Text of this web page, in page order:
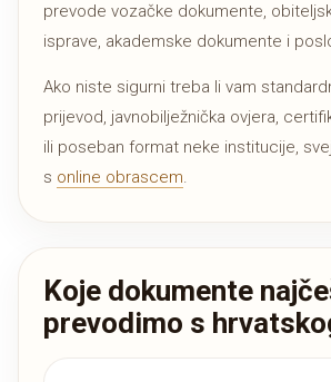
prevode vozačke dokumente,
isprave, akademske dokumente i
Ako niste sigurni treba li vam
prijevod, javnobilježnička ovjera,
ili poseban format neke institucije,
s online obrascem.
Koje dokumente
prevodimo s